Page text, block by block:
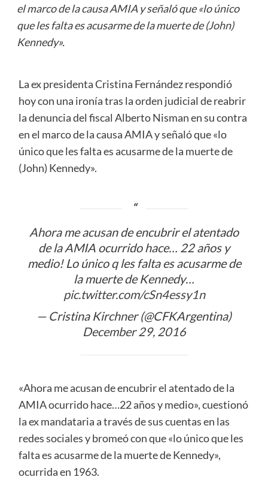
el marco de la causa AMIA y señaló que «lo único
que les falta es acusarme de la muerte de (John)
Kennedy».
La ex presidenta Cristina Fernández respondió
hoy con una ironía tras la orden judicial de reabrir
la denuncia del fiscal Alberto Nisman en su contra
en el marco de la causa AMIA y señaló que «lo
único que les falta es acusarme de la muerte de
(John) Kennedy».
Ahora me acusan de encubrir el atentado
de la AMIA ocurrido hace… 22 años y
medio! Lo único q les falta es acusarme de
la muerte de Kennedy…
pic.twitter.com/cSn4essy1n
— Cristina Kirchner (@CFKArgentina)
December 29, 2016
«Ahora me acusan de encubrir el atentado de la
AMIA ocurrido hace…22 años y medio», cuestionó
la ex mandataria a través de sus cuentas en las
redes sociales y bromeó con que «lo único que les
falta es acusarme de la muerte de Kennedy»,
ocurrida en 1963.